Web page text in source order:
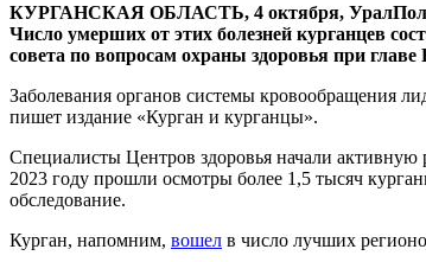
КУРГАНСКАЯ ОБЛАСТЬ, 4 октября,
Число умерших от этих болезней курганцев
совета по вопросам охраны здоровья при главе
Заболевания органов системы кровообращения
пишет издание «Курган и курганцы».
Специалисты Центров здоровья начали активную
2023 году прошли осмотры более 1,5 тысяч
обследование.
Курган, напомним, вошел в число лучших